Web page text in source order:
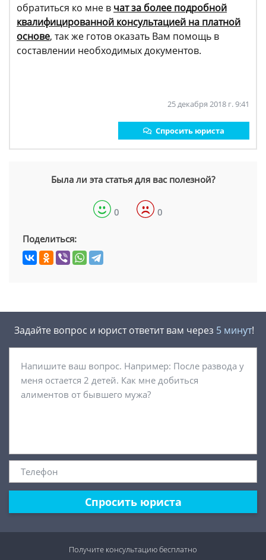
обратиться ко мне в чат за более подробной
квалифицированной консультацией на платной
основе, так же готов оказать Вам помощь в
составлении необходимых документов.
25 декабря 2018 г. 9:41
Спросить юриста
Была ли эта статья для вас полезной?
0 0
Поделиться:
Задайте вопрос и юрист ответит вам через 5 минут!
Спросить юриста
Получите консультациюбесплатно